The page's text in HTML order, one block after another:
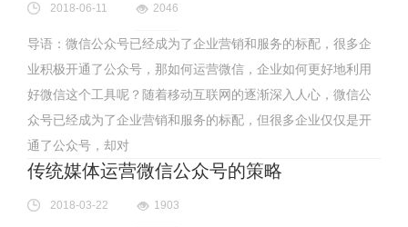
2018-06-11 2046
导语：微信公众号已经成为了企业营销和服务的标配，很多企
业积极开通了公众号，那如何运营微信，企业如何更好地利用
好微信这个工具呢？随着移动互联网的逐渐深入人心，微信公
众号已经成为了企业营销和服务的标配，但很多企业仅仅是开
通了公众号，却对
传统媒体运营微信公众号的策略
2018-03-22 1903